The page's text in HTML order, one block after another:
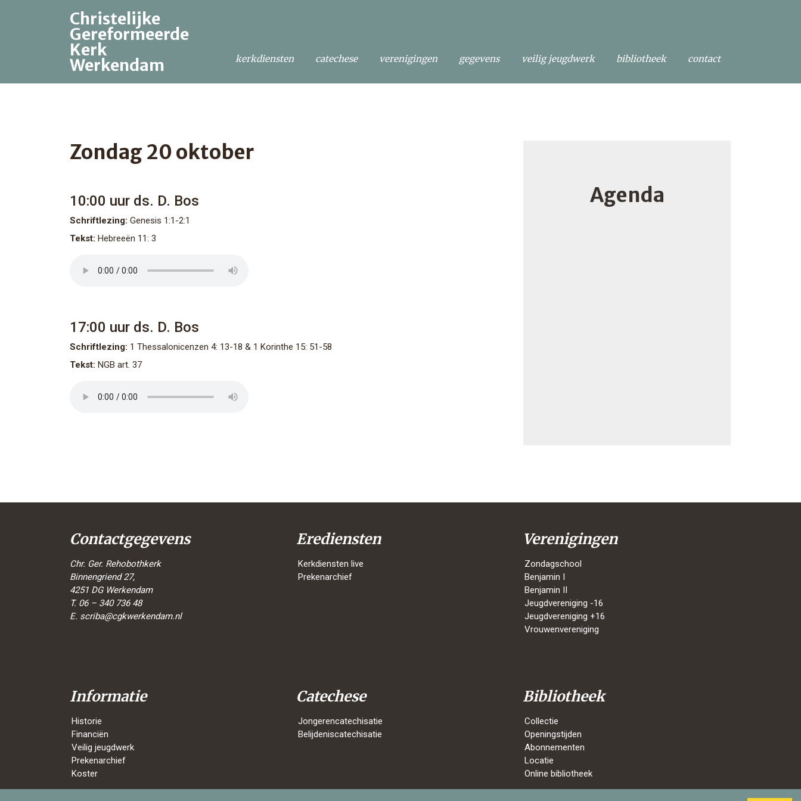
Christelijke
Gereformeerde
Kerk
Werkendam kerkdiensten catechese verenigingen gegevens veilig jeugdwerk bibliotheek contact
Zondag 20 oktober
10:00 uur ds. D. Bos
Schriftlezing: Genesis 1:1-2:1
Tekst: Hebreeën 11: 3
17:00 uur ds. D. Bos
Schriftlezing: 1 Thessalonicenzen 4: 13-18 & 1 Korinthe 15: 51-58
Tekst: NGB art. 37
Agenda
Contactgegevens
Chr. Ger. Rehobothkerk
Binnengriend 27,
4251 DG Werkendam
T. 06 – 340 736 48
E. scriba@cgkwerkendam.nl
Erediensten
Kerkdiensten live
Prekenarchief
Verenigingen
Zondagschool
Benjamin I
Benjamin II
Jeugdvereniging -16
Jeugdvereniging +16
Vrouwenvereniging
Informatie
Historie
Financiën
Veilig jeugdwerk
Prekenarchief
Koster
Catechese
Jongerencatechisatie
Belijdeniscatechisatie
Bibliotheek
Collectie
Openingstijden
Abonnementen
Locatie
Online bibliotheek